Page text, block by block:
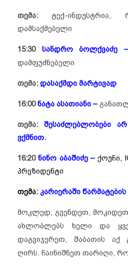
თემა: ტექ-ინდუსტრია,
დამსაქმებელი
15:30სანდრო
დამფუძნებელი
თემა: დასაქმდი მარტივად
16:00ნატა ასათიანი –
თემა: შესაძლებლობები
ვქმნით.
16:20ნინო აბაშიძე –ქოუჩი,
პრეზიდენტი
თემა: კარიერაში
მოკლედ, გვენდეთ, მოკიდეთ
ახლობლებს ხელი და
დაგვიჯერეთ, შაბათის აქ
ღირს. ჩაინიშნეთ თარიღი,